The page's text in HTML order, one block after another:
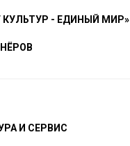
- ЕДИНЫЙ МИР»
И СЕРВИС